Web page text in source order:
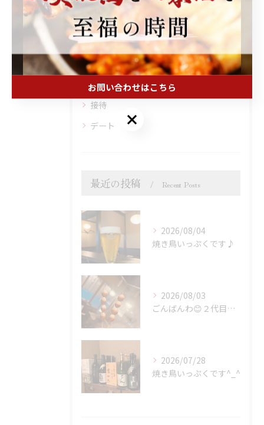
全てのカテゴリー
宴会
焼鳥
日本酒
接待
デート
最近の投稿 Recent Posts
2026/08/04
焼き鳥いっぷくです♪
2026/08/03
ごんばんわ😊２代目炭火焼鳥いっぷくです
2026/07/28
焼き鳥いっぷくです^_^
お問い合わせはこちら
お問い合わせはこちら